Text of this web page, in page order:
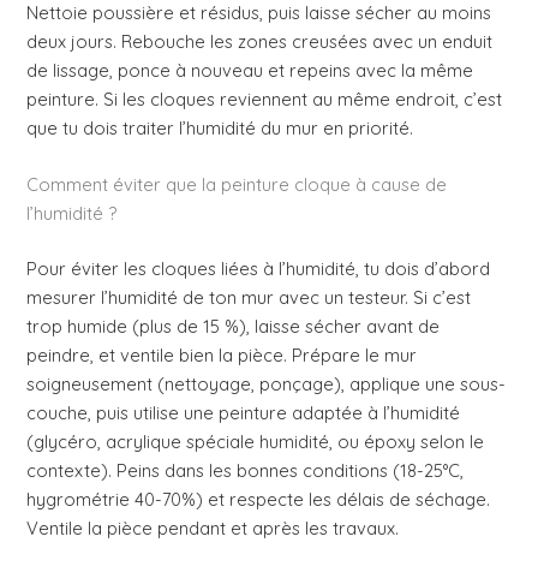
Nettoie poussière et résidus, puis laisse sécher au moins
deux jours. Rebouche les zones creusées avec un enduit
de lissage, ponce à nouveau et repeins avec la même
peinture. Si les cloques reviennent au même endroit, c’est
que tu dois traiter l’humidité du mur en priorité.
Comment éviter que la peinture cloque à cause de
l’humidité ?
Pour éviter les cloques liées à l’humidité, tu dois d’abord
mesurer l’humidité de ton mur avec un testeur. Si c’est
trop humide (plus de 15 %), laisse sécher avant de
peindre, et ventile bien la pièce. Prépare le mur
soigneusement (nettoyage, ponçage), applique une sous-
couche, puis utilise une peinture adaptée à l’humidité
(glycéro, acrylique spéciale humidité, ou époxy selon le
contexte). Peins dans les bonnes conditions (18-25°C,
hygrométrie 40-70%) et respecte les délais de séchage.
Ventile la pièce pendant et après les travaux.